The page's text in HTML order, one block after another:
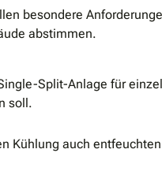
besondere
abstimmen.
Split-Anlage für
soll.
auch